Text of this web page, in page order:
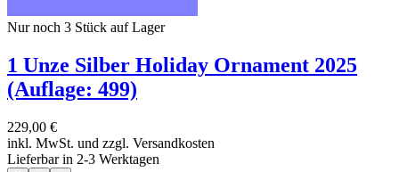
Nur noch 3 Stück auf Lager
1 Unze Silber Holiday Ornament 2025
(Auflage: 499)
229,00 €
inkl. MwSt. und zzgl. Versandkosten
Lieferbar in 2-3 Werktagen